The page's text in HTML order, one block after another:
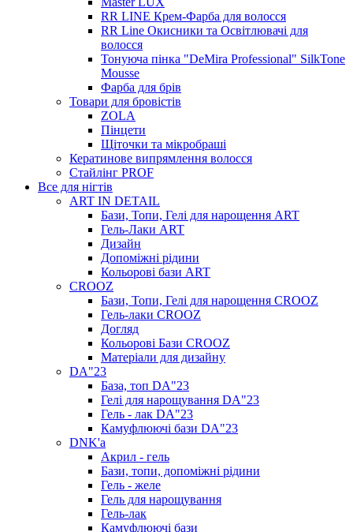
RR LINE Крем-Фарба для волосся
RR Line Окисники та Освітлювачі для
волосся
Тонуюча пінка "DeMira Professional" SilkTone
Mousse
Фарба для брів
Товари для бровістів
ZOLA
Пінцети
Щіточки та мікробраші
Кератинове випрямлення волосся
Стайлінг PROF
Все для нігтів
ART IN DETAIL
Бази, Топи, Гелі для нарощення ART
Гель-Лаки ART
Дизайн
Допоміжні рідини
Кольорові бази ART
CROOZ
Бази, Топи, Гелі для нарощення CROOZ
Гель-лаки CROOZ
Догляд
Кольорові Бази CROOZ
Матеріали для дизайну
DA"23
База, топ DA"23
Гелі для нарощування DA"23
Гель - лак DA"23
Камуфлюючі бази DA"23
DNK'a
Акрил - гель
Бази, топи, допоміжні рідини
Гель - желе
Гель для нарощування
Гель-лак
Камуфлюючі бази